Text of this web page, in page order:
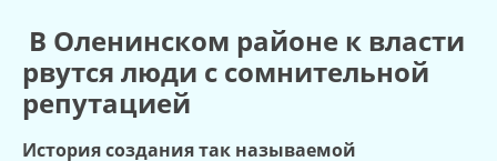
В Оленинском районе к власти
рвутся люди с сомнительной
репутацией
История создания так называемой